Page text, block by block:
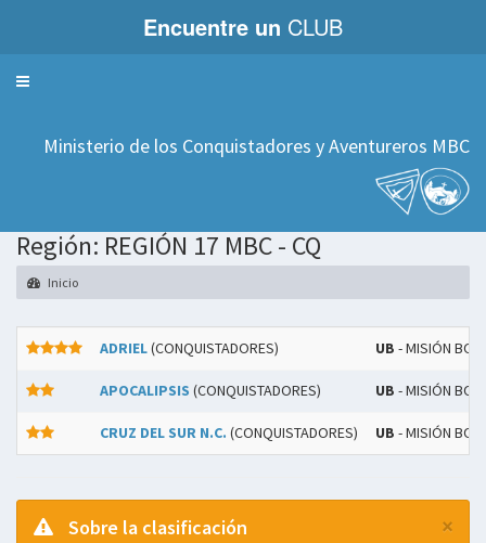
Encuentre un CLUB
Servicios
Ministerio de los Conquistadores y Aventureros MBC
Región: REGIÓN 17 MBC - CQ
Inicio
ADRIEL(CONQUISTADORES) UB - MISIÓN
APOCALIPSIS (CONQUISTADORES) UB - MISIÓN
CRUZ DEL SUR N.C. (CONQUISTADORES) UB - MISIÓN
×
Sobre la clasificación